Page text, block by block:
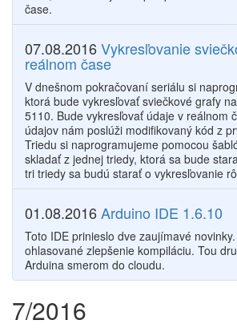
čase.
07.08.2016Vykresľovanie
reálnom čase
V dnešnom pokračovaní seriálu si
ktorá bude vykresľovať sviečkové grafy
5110. Bude vykresľovať údaje v reálnom
údajov nám poslúži modifikovaný kód z
Triedu si naprogramujeme pomocou
skladať z jednej triedy, ktorá sa bude
tri triedy sa budú starať o vykresľovanie
01.08.2016Arduino IDE 1.6.10
Toto IDE prinieslo dve zaujímavé
ohlasované zlepšenie kompiláciu. Tou
Arduina smerom do cloudu.
7/2016